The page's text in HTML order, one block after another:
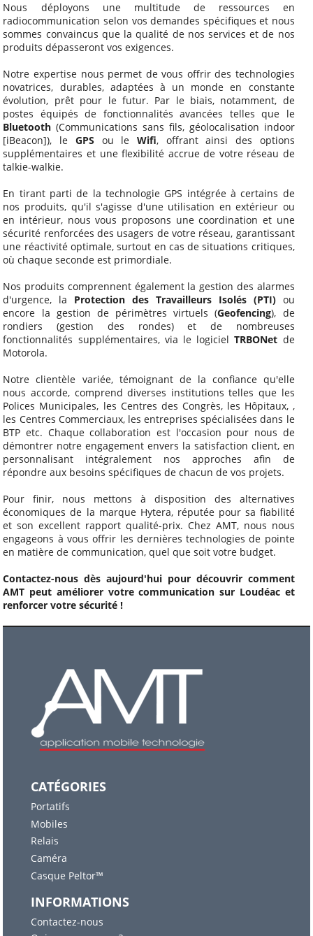
Nous déployons une multitude de ressources en
radiocommunication selon vos demandes spécifiques et nous
sommes convaincus que la qualité de nos services et de nos
produits dépasseront vos exigences.
Notre expertise nous permet de vous offrir des technologies
novatrices, durables, adaptées à un monde en constante
évolution, prêt pour le futur. Par le biais, notamment, de
postes équipés de fonctionnalités avancées telles que le
Bluetooth (Communications sans fils, géolocalisation indoor
[iBeacon]), le GPS ou le Wifi, offrant ainsi des options
supplémentaires et une flexibilité accrue de votre réseau de
talkie-walkie.
En tirant parti de la technologie GPS intégrée à certains de
nos produits, qu'il s'agisse d'une utilisation en extérieur ou
en intérieur, nous vous proposons une coordination et une
sécurité renforcées des usagers de votre réseau, garantissant
une réactivité optimale, surtout en cas de situations critiques,
où chaque seconde est primordiale.
Nos produits comprennent également la gestion des alarmes
d'urgence, la Protection des Travailleurs Isolés (PTI)ou
encore la gestion de périmètres virtuels (Geofencing), de
rondiers (gestion des rondes) et de nombreuses
fonctionnalités supplémentaires, via le logicielTRBONet de
Motorola.
Notre clientèle variée, témoignant de la confiance qu'elle
nous accorde, comprend diverses institutions telles que les
Polices Municipales, les Centres des Congrès, les Hôpitaux, ,
les Centres Commerciaux, les entreprises spécialisées dans le
BTP etc. Chaque collaboration est l'occasion pour nous de
démontrer notre engagement envers la satisfaction client, en
personnalisant intégralement nos approches afin de
répondre aux besoins spécifiques de chacun de vos projets.
Pour finir, nous mettons à disposition des alternatives
économiques de la marque Hytera, réputée pour sa fiabilité
et son excellent rapport qualité-prix. Chez AMT, nous nous
engageons à vous offrir les dernières technologies de pointe
en matière de communication, quel que soit votre budget.
Contactez-nous dès aujourd'hui pour découvrir comment
AMT peut améliorer votre communication sur Loudéac et
renforcer votre sécurité !
CATÉGORIES
Portatifs
Mobiles
Relais
Caméra
Casque Peltor™
INFORMATIONS
Contactez-nous